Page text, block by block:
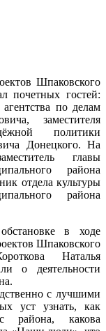
Шпаковского
почетных гостей:
агентства по делам
заместителя
политики
Донецкого. На
главы
района
отдела культуры
района
в ходе
Шпаковского
Наталья
о деятельности
с лучшими
уст узнать, как
района, какова